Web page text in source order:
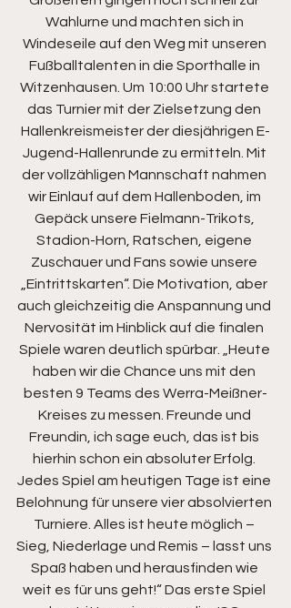
Wahlurne und machten sich in
Windeseile auf den Weg mit unseren
Fußballtalenten in die Sporthalle in
Witzenhausen. Um 10:00 Uhr startete
das Turnier mit der Zielsetzung den
Hallenkreismeister der diesjährigen E-
Jugend-Hallenrunde zu ermitteln. Mit
der vollzähligen Mannschaft nahmen
wir Einlauf auf dem Hallenboden, im
Gepäck unsere Fielmann-Trikots,
Stadion-Horn, Ratschen, eigene
Zuschauer und Fans sowie unsere
„Eintrittskarten“. Die Motivation, aber
auch gleichzeitig die Anspannung und
Nervosität im Hinblick auf die finalen
Spiele waren deutlich spürbar. „Heute
haben wir die Chance uns mit den
besten 9 Teams des Werra-Meißner-
Kreises zu messen. Freunde und
Freundin, ich sage euch, das ist bis
hierhin schon ein absoluter Erfolg.
Jedes Spiel am heutigen Tage ist eine
Belohnung für unsere vier absolvierten
Turniere. Alles ist heute möglich –
Sieg, Niederlage und Remis – lasst uns
Spaß haben und herausfinden wie
weit es für uns geht!“ Das erste Spiel